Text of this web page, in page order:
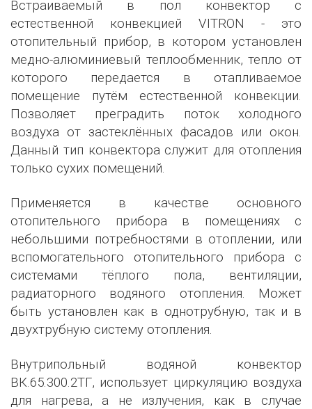
Встраиваемый в пол конвектор с
естественной конвекцией VITRON - это
отопительный прибор, в котором установлен
медно-алюминиевый теплообменник, тепло от
которого передается в отапливаемое
помещение путём естественной конвекции.
Позволяет преградить поток холодного
воздуха от застеклённых фасадов или окон.
Данный тип конвектора служит для отопления
только сухих помещений.
Применяется в качестве основного
отопительного прибора в помещениях с
небольшими потребностями в отоплении, или
вспомогательного отопительного прибора с
системами тёплого пола, вентиляции,
радиаторного водяного отопления. Может
быть установлен как в однотрубную, так и в
двухтрубную систему отопления.
Внутрипольный водяной конвектор
ВК.65.300.2ТГ, использует циркуляцию воздуха
для нагрева, а не излучения, как в случае